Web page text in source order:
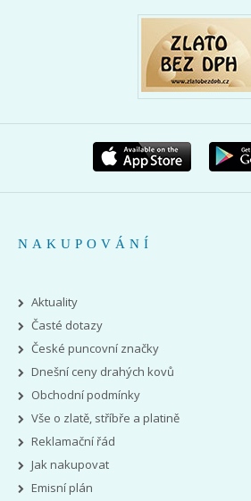
NAKUPOVÁNÍ
Aktuality
Časté dotazy
České puncovní značky
Dnešní ceny drahých kovů
Obchodní podmínky
Vše o zlatě, stříbře a platině
Reklamační řád
Jak nakupovat
Emisní plán